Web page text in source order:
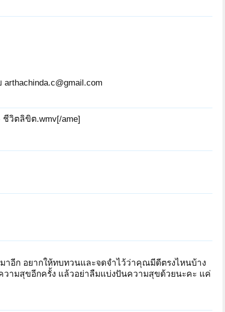
ชีวิตลิขิต.wmv[/ame]
อีก อยากให้ทบทวนและจดจำไว้ว่าคุณมีดีตรงไหนบ้าง
วามสุขอีกครั้ง แล้วอย่าลืมแบ่งปันความสุขด้วยนะคะ แค่